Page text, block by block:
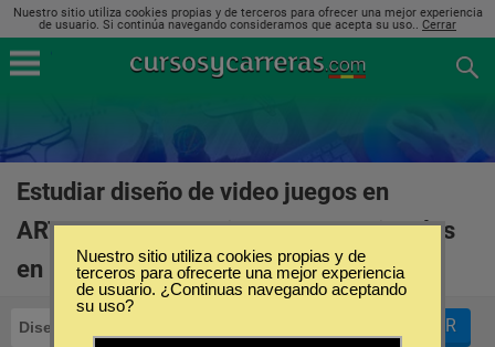
Nuestro sitio utiliza cookies propias y de terceros para ofrecer una mejor experiencia
de usuario. Si continúa navegando consideramos que acepta su uso.. Cerrar
Estudiar diseño de video juegos en
ARTENEO - Formación en Artes Visuales
en España
(1)
Diseño de Video Juegos FILTRAR
Nuestro sitio utiliza cookies propias y de
terceros para ofrecerte una mejor experiencia
de usuario. ¿Continuas navegando aceptando
su uso?